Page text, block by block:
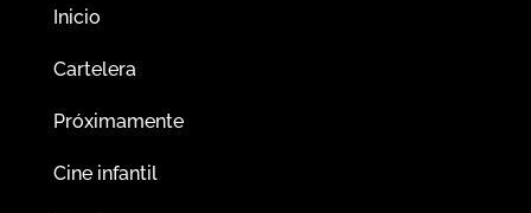
Inicio
Cartelera
Próximamente
Cine infantil